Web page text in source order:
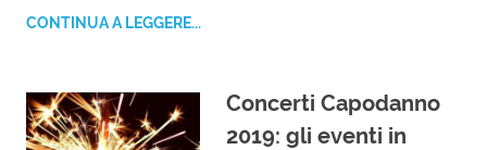
CONTINUA A LEGGERE...
Concerti Capodanno
2019: gli eventi in